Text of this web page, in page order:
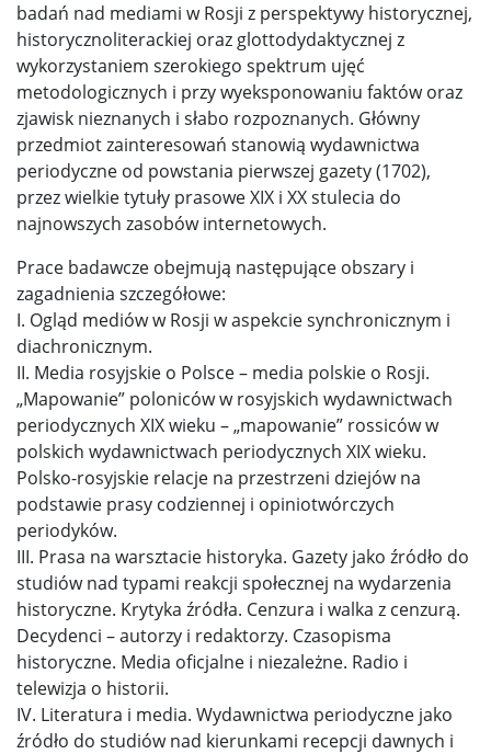
Szkoły doktorskie
Program kształcenia
Regulamin szkół doktorskich
Szkoła Doktorska Nauk Humanistycznych
Samorząd doktorantów
Pracownicy
Działalność badawczo-dydaktyczna
Wymiana międzynarodowa
Postępowania awansowe
Rozliczanie wyjazdów służbowych
Zakupy i faktury VAT
badań nad mediami w Rosji z perspektywy historycznej,
historycznoliterackiej oraz glottodydaktycznej z
wykorzystaniem szerokiego spektrum ujęć
metodologicznych i przy wyeksponowaniu faktów oraz
zjawisk nieznanych i słabo rozpoznanych. Główny
przedmiot zainteresowań stanowią wydawnictwa
periodyczne od powstania pierwszej gazety (1702),
przez wielkie tytuły prasowe XIX i XX stulecia do
najnowszych zasobów internetowych.
Prace badawcze obejmują następujące obszary i
zagadnienia szczegółowe:
I. Ogląd mediów w Rosji w aspekcie synchronicznym i
diachronicznym.
II. Media rosyjskie o Polsce – media polskie o Rosji.
„Mapowanie” poloniców w rosyjskich wydawnictwach
periodycznych XIX wieku – „mapowanie” rossiców w
polskich wydawnictwach periodycznych XIX wieku.
Polsko-rosyjskie relacje na przestrzeni dziejów na
podstawie prasy codziennej i opiniotwórczych
periodyków.
III. Prasa na warsztacie historyka. Gazety jako źródło do
studiów nad typami reakcji społecznej na wydarzenia
historyczne. Krytyka źródła. Cenzura i walka z cenzurą.
Decydenci – autorzy i redaktorzy. Czasopisma
historyczne. Media oficjalne i niezależne. Radio i
telewizja o historii.
IV. Literatura i media. Wydawnictwa periodyczne jako
źródło do studiów nad kierunkami recepcji dawnych i